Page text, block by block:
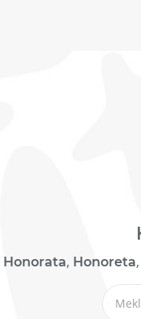
Honorata, Honoreta,